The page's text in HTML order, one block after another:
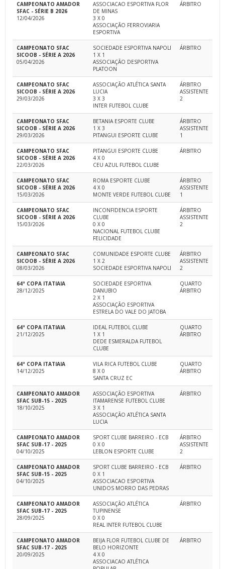
CAMPEONATO AMADOR
SFAC - SÉRIE B 2026
12/04/2026
ASSOCIACAO ESPORTIVA FLOR
DE MINAS
3 X 0
ASSOCIAÇÃO FERROVIARIA
ESPORTIVA
ÁRBITRO
CAMPEONATO SFAC
SICOOB - SÉRIE A 2026
05/04/2026
SOCIEDADE ESPORTIVA NAPOLI
1 X 1
ASSOCIAÇÃO DESPORTIVA
PLATOON
ÁRBITRO
CAMPEONATO SFAC
SICOOB - SÉRIE A 2026
29/03/2026
ASSOCIAÇÃO ATLÉTICA SANTA
LUCIA
3 X 3
INTER FUTEBOL CLUBE
ÁRBITRO
ASSISTENTE
2
CAMPEONATO SFAC
SICOOB - SÉRIE A 2026
29/03/2026
BETANIA ESPORTE CLUBE
1 X 3
PITANGUI ESPORTE CLUBE
ÁRBITRO
ASSISTENTE
1
CAMPEONATO SFAC
SICOOB - SÉRIE A 2026
22/03/2026
PITANGUI ESPORTE CLUBE
4 X 0
CEU AZUL FUTEBOL CLUBE
ÁRBITRO
CAMPEONATO SFAC
SICOOB - SÉRIE A 2026
15/03/2026
ROMA ESPORTE CLUBE
4 X 0
MONTE VERDE FUTEBOL CLUBE
ÁRBITRO
ASSISTENTE
1
CAMPEONATO SFAC
SICOOB - SÉRIE A 2026
15/03/2026
INCONFIDENCIA ESPORTE
CLUBE
0 X 0
NACIONAL FUTEBOL CLUBE
FELICIDADE
ÁRBITRO
ASSISTENTE
2
CAMPEONATO SFAC
SICOOB - SÉRIE A 2026
08/03/2026
COMUNIDADE ESPORTE CLUBE
1 X 2
SOCIEDADE ESPORTIVA NAPOLI
ÁRBITRO
ASSISTENTE
2
64ª COPA ITATIAIA
28/12/2025
SOCIEDADE ESPORTIVA
DANUBIO
2 X 1
ASSOCIAÇÃO ESPORTIVA
ESTRELA DO VALE DO JATOBA
QUARTO
ÁRBITRO
64ª COPA ITATIAIA
21/12/2025
IDEAL FUTEBOL CLUBE
1 X 1
DEDE ESMERALDA FUTEBOL
CLUBE
QUARTO
ÁRBITRO
64ª COPA ITATIAIA
14/12/2025
VILA RICA FUTEBOL CLUBE
8 X 0
SANTA CRUZ EC
QUARTO
ÁRBITRO
CAMPEONATO AMADOR
SFAC SUB-15 - 2025
18/10/2025
ASSOCIAÇÃO ESPORTIVA
ITAMARENSE FUTEBOL CLUBE
3 X 1
ASSOCIAÇÃO ATLÉTICA SANTA
LUCIA
ÁRBITRO
CAMPEONATO AMADOR
SFAC SUB-17 - 2025
04/10/2025
SPORT CLUBE BARREIRO - ECB
0 X 0
LEBLON ESPORTE CLUBE
ÁRBITRO
ASSISTENTE
2
CAMPEONATO AMADOR
SFAC SUB-15 - 2025
04/10/2025
SPORT CLUBE BARREIRO - ECB
0 X 1
ASSOCIACAO ESPORTIVA
UNIDOS MORRO DAS PEDRAS
ÁRBITRO
CAMPEONATO AMADOR
SFAC SUB-17 - 2025
28/09/2025
ASSOCIAÇÃO ATLÉTICA
TUPINENSE
0 X 0
REAL INTER FUTEBOL CLUBE
ÁRBITRO
CAMPEONATO AMADOR
SFAC SUB-17 - 2025
20/09/2025
BEIJA FLOR FUTEBOL CLUBE DE
BELO HORIZONTE
4 X 0
ASSOCIACAO ATLÉTICA
ÁRBITRO